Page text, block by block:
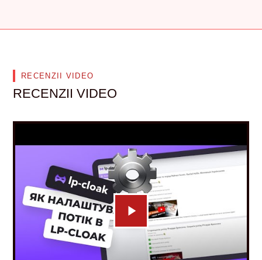
RECENZII VIDEO
RECENZII VIDEO